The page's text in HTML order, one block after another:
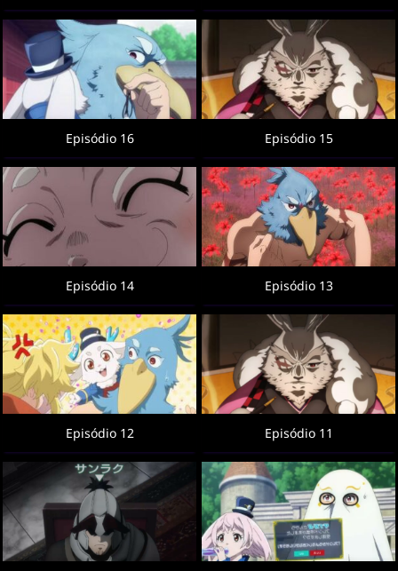
Episódio 16 Episódio 15
Episódio 14 Episódio 13
Episódio 12 Episódio 11